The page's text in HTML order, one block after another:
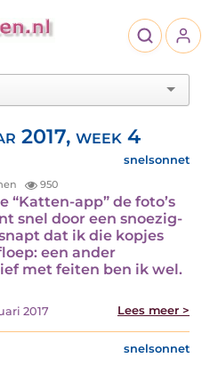
2017, week 4
snelsonnet
950
app” de foto’s
snel door een snoezig-
dat ik die kopjes
een ander
met feiten ben ik wel.
2017 Lees meer >
snelsonnet